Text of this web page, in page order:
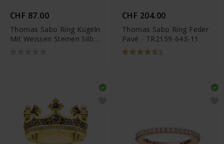
CHF 87.00
Thomas Sabo Ring Kugeln
Mit Weissen Steinen Silber
CHF 204.00
Thomas Sabo Ring Feder
Pavé - TR2159-643-11
3